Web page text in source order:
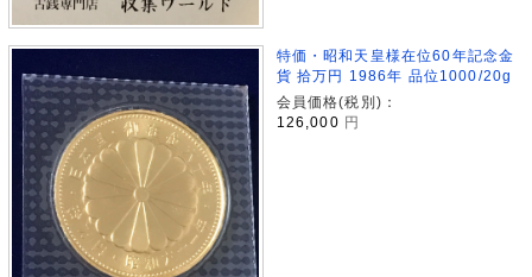
特価・昭和天皇様在位60年記念金
貨 拾万円 1986年 品位1000/20g
会員価格(税別)：
126,000 円